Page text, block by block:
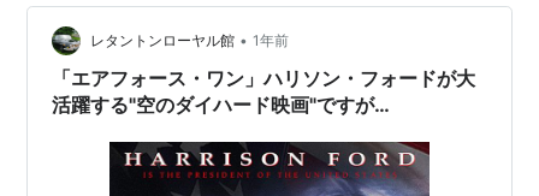
段みている軍隊ものとは異質な感じからスタート、航海
が進むにつれ、あらくれて自分とは無縁の世界かと思っ
ていた船内のピンチがことごとく、日々の会社や暮らし
の中で沸き起こる出来事…
レタントンローヤル館 • 1年前
「エアフォース・ワン」ハリソン・フォードが大
活躍する"空のダイハード映画"ですが…